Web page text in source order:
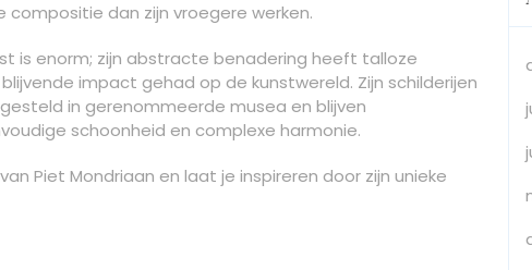
dan zijn vroegere werken.
is enorm; zijn abstracte benadering heeft talloze
impact gehad op de kunstwereld. Zijn schilderijen
in gerenommeerde musea en blijven
schoonheid en complexe harmonie.
Piet Mondriaan en laat je inspireren door zijn unieke